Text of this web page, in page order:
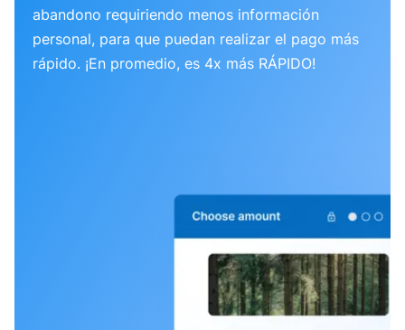
abandono requiriendo menos información
personal, para que puedan realizar el pago más
rápido. ¡En promedio, es 4x más RÁPIDO!